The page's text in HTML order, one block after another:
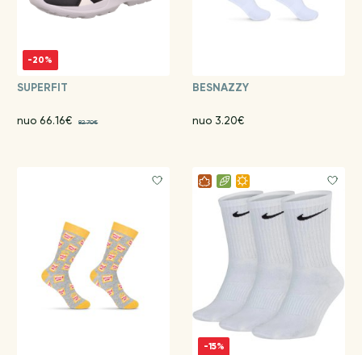
-20%
SUPERFIT
nuo 66.16€ 82.70€
BESNAZZY
nuo 3.20€
-15%